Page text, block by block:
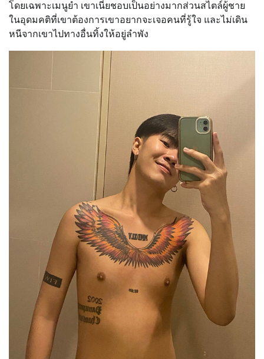
โดยเฉพาะเมนูยำ เขาเนี่ยชอบเป็นอย่างมากส่วนสไตล์ผู้ชาย
ในอุดมคติที่เขาต้องการเขาอยากจะเจอคนที่รู้ใจ และไม่เดิน
หนีจากเขาไปทางอื่นทิ้งให้อยู่ลำพัง